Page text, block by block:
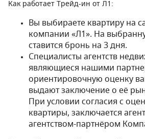
Как работает Трейд-ин от Л1:
Вы выбираете квартиру на
компании «Л1». На
ставится бронь на 3 дня.
Специалисты агентств
являющиеся нашими
ориентировочную оценку
выдают заключение о её
При условии согласия с
квартиры, заключается
агентством-партнёром